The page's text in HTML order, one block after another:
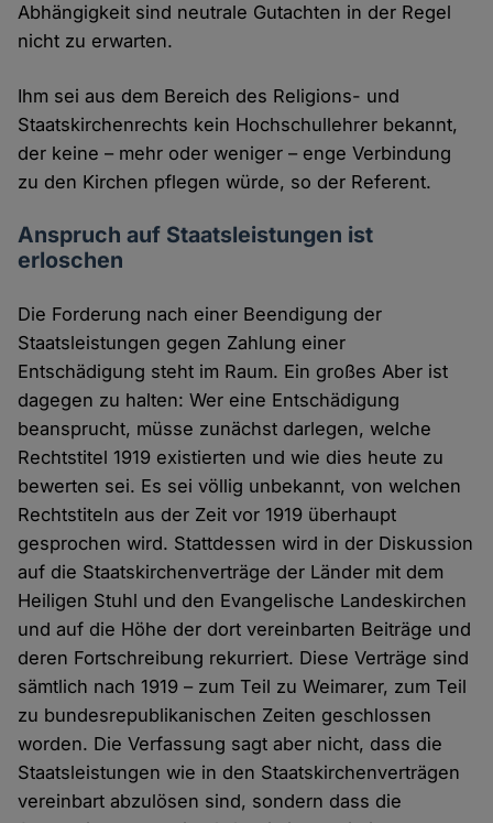
Abhängigkeit sind neutrale Gutachten in der Regel
nicht zu erwarten.
Ihm sei aus dem Bereich des Religions- und
Staatskirchenrechts kein Hochschullehrer bekannt,
der keine – mehr oder weniger – enge Verbindung
zu den Kirchen pflegen würde, so der Referent.
Anspruch auf Staatsleistungen ist
erloschen
Die Forderung nach einer Beendigung der
Staatsleistungen gegen Zahlung einer
Entschädigung steht im Raum. Ein großes Aber ist
dagegen zu halten: Wer eine Entschädigung
beansprucht, müsse zunächst darlegen, welche
Rechtstitel 1919 existierten und wie dies heute zu
bewerten sei. Es sei völlig unbekannt, von welchen
Rechtstiteln aus der Zeit vor 1919 überhaupt
gesprochen wird. Stattdessen wird in der Diskussion
auf die Staatskirchenverträge der Länder mit dem
Heiligen Stuhl und den Evangelische Landeskirchen
und auf die Höhe der dort vereinbarten Beiträge und
deren Fortschreibung rekurriert. Diese Verträge sind
sämtlich nach 1919 – zum Teil zu Weimarer, zum Teil
zu bundesrepublikanischen Zeiten geschlossen
worden. Die Verfassung sagt aber nicht, dass die
Staatsleistungen wie in den Staatskirchenverträgen
vereinbart abzulösen sind, sondern dass die